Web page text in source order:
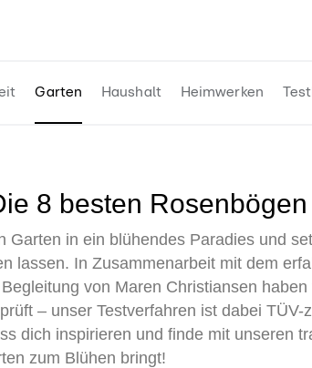
Garten Haushalt Heimwerken
8 besten
Garten in ein blühendes Paradies und
lassen. In Zusammenarbeit mit dem
von Maren Christiansen
– unser Testverfahren ist dabei
dich inspirieren und finde mit unseren
zum Blühen bringt!